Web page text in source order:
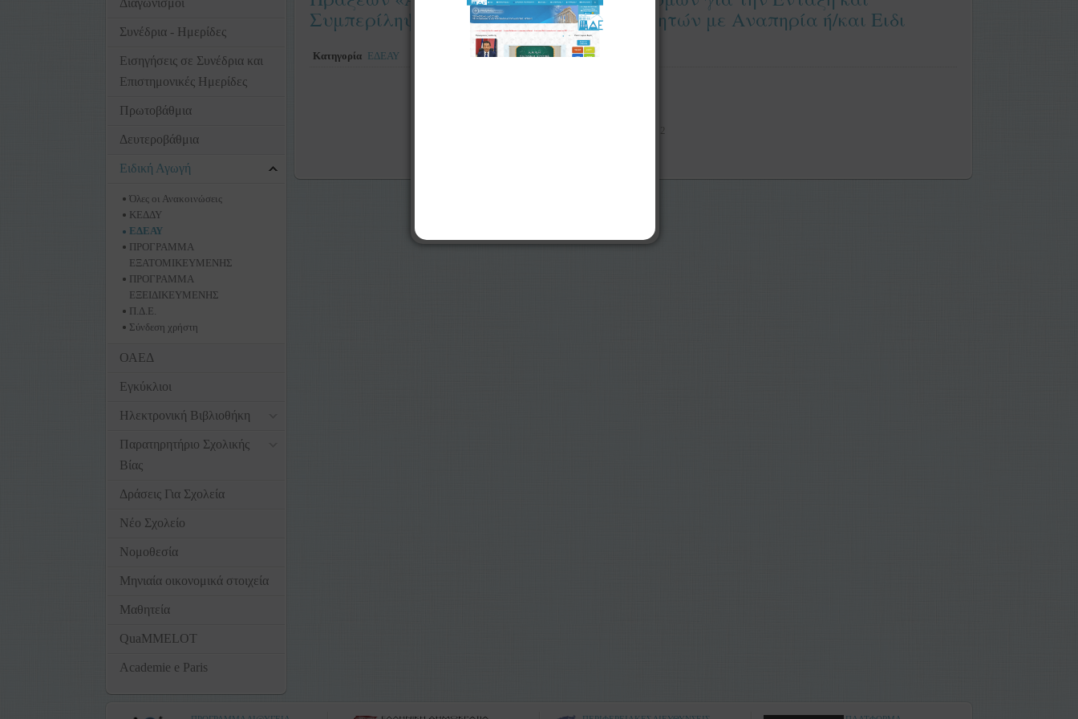
Συμπερίληψη στην Εκπαίδευση των Μαθητών με Αναπηρία ή/και Ειδι
Κατηγορία ΕΔΕΑΥ
Συνέδρια - Ημερίδες
Εισηγήσεις σε Συνέδρια και
Επιστημονικές Ημερίδες
Πρωτοβάθμια
Δευτεροβάθμια
Ειδική Αγωγή
Όλες οι Ανακοινώσεις
ΚΕΔΔΥ
ΕΔΕΑΥ
ΠΡΟΓΡΑΜΜΑ
ΕΞΑΤΟΜΙΚΕΥΜΕΝΗΣ
ΠΡΟΓΡΑΜΜΑ
ΕΞΕΙΔΙΚΕΥΜΕΝΗΣ
Π.Δ.Ε.
Σύνδεση χρήστη
ΟΑΕΔ
Εγκύκλιοι
Ηλεκτρονική Βιβλιοθήκη
Παρατηρητήριο Σχολικής
Βίας
Δράσεις Για Σχολεία
Νέο Σχολείο
Νομοθεσία
Μηνιαία οικονομικά στοιχεία
Μαθητεία
QuaMMELOT
Academie e Paris